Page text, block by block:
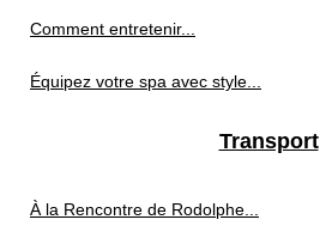
Comment entretenir...
Équipez votre spa avec style...
Transport
À la Rencontre de Rodolphe...